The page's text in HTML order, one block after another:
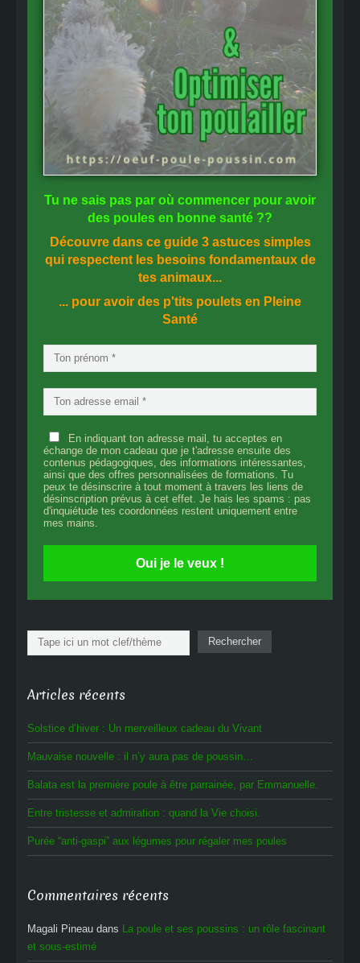
Tu ne sais pas par où commencer pour avoir
des poules en bonne santé ??
Découvre dans ce guide 3 astuces simples
qui respectent les besoins fondamentaux de
tes animaux...
... pour avoir des p'tits poulets en Pleine
Santé
En indiquant ton adresse mail, tu acceptes en
échange de mon cadeau que je t'adresse ensuite des
contenus pédagogiques, des informations intéressantes,
ainsi que des offres personnalisées de formations. Tu
peux te désinscrire à tout moment à travers les liens de
désinscription prévus à cet effet. Je hais les spams : pas
d'inquiétude tes coordonnées restent uniquement entre
mes mains.
Oui je le veux !
Rechercher Rechercher
Articles récents
Solstice d’hiver : Un merveilleux cadeau du Vivant
Mauvaise nouvelle : il n’y aura pas de poussin…
Balata est la première poule à être parrainée, par Emmanuelle.
Entre tristesse et admiration : quand la Vie choisi.
Purée “anti-gaspi” aux légumes pour régaler mes poules
Commentaires récents
Magali Pineau dans
La poule et ses poussins : un rôle fascinant
et sous-estimé